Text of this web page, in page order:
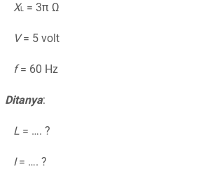
XL = 3π Ω
V= 5 volt
f= 60 Hz
Ditanya:
L = …. ?
I= …. ?